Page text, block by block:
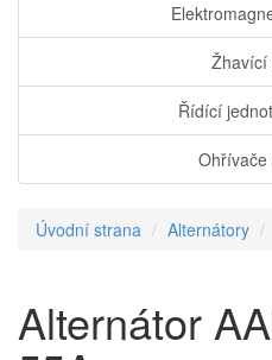
Žhavící
Řídící
Ohřívače
Úvodní strana Alternátory
Alternátor